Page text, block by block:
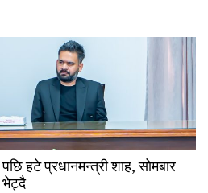
हटे प्रधानमन्त्री शाह, सोमबार
भेट्दै